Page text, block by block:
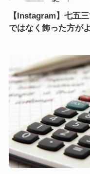
【Instagram】七五
ではなく飾った方が